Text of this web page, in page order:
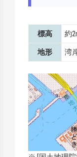
標高 約
地形 湾